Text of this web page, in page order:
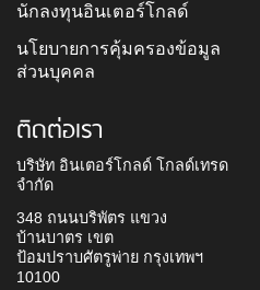
นักลงทุนอินเตอร์โกลด์
นโยบายการคุ้มครองข้อมูล
ส่วนบุคคล
ติดต่อเรา
บริษัท อินเตอร์โกลด์ โกลด์เทรด
จำกัด
348 ถนนบริพัตร แขวง
บ้านบาตร เขต
ป้อมปราบศัตรูพ่าย กรุงเทพฯ
10100